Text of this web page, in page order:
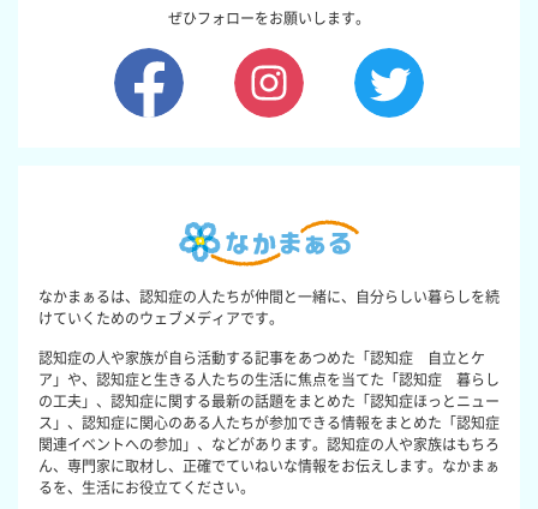
ぜひフォローをお願いします。
なかまぁるは、認知症の人たちが仲間と一緒に、自分らしい暮らしを続
けていくためのウェブメディアです。
認知症の人や家族が自ら活動する記事をあつめた「認知症 自立とケ
ア」や、認知症と生きる人たちの生活に焦点を当てた「認知症 暮らし
の工夫」、認知症に関する最新の話題をまとめた「認知症ほっとニュー
ス」、認知症に関心のある人たちが参加できる情報をまとめた「認知症
関連イベントへの参加」、などがあります。認知症の人や家族はもちろ
ん、専門家に取材し、正確でていねいな情報をお伝えします。なかまぁ
るを、生活にお役立てください。